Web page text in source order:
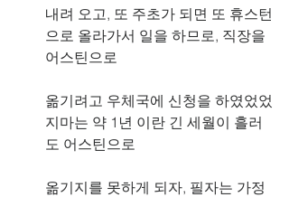
내려 오고, 또 주초가 되면 또 휴스턴
으로 올라가서 일을 하므로, 직장을
어스틴으로
옮기려고 우체국에 신청을 하였었었
지마는 약 1년 이란 긴 세월이 흘러
도 어스틴으로
옮기지를 못하게 되자, 필자는 가정